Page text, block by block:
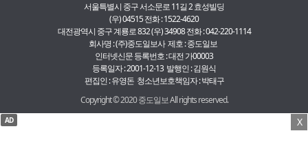
서울특별시 중구 서소문로 11길 2 효성빌딩
(우) 04515 전화 : 1522-4620
대전광역시 중구 계룡로 832 (우) 34908 전화 : 042-220-1114
회사명 : (주)중도일보사 제호 : 중도일보
인터넷신문 등록번호 : 대전 가00003
등록일자 : 2001-12-13 발행인 : 김원식
편집인 : 유영돈 청소년보호책임자 : 박태구
Copyright © 2020 중도일보 All rights reserved.
X
AD